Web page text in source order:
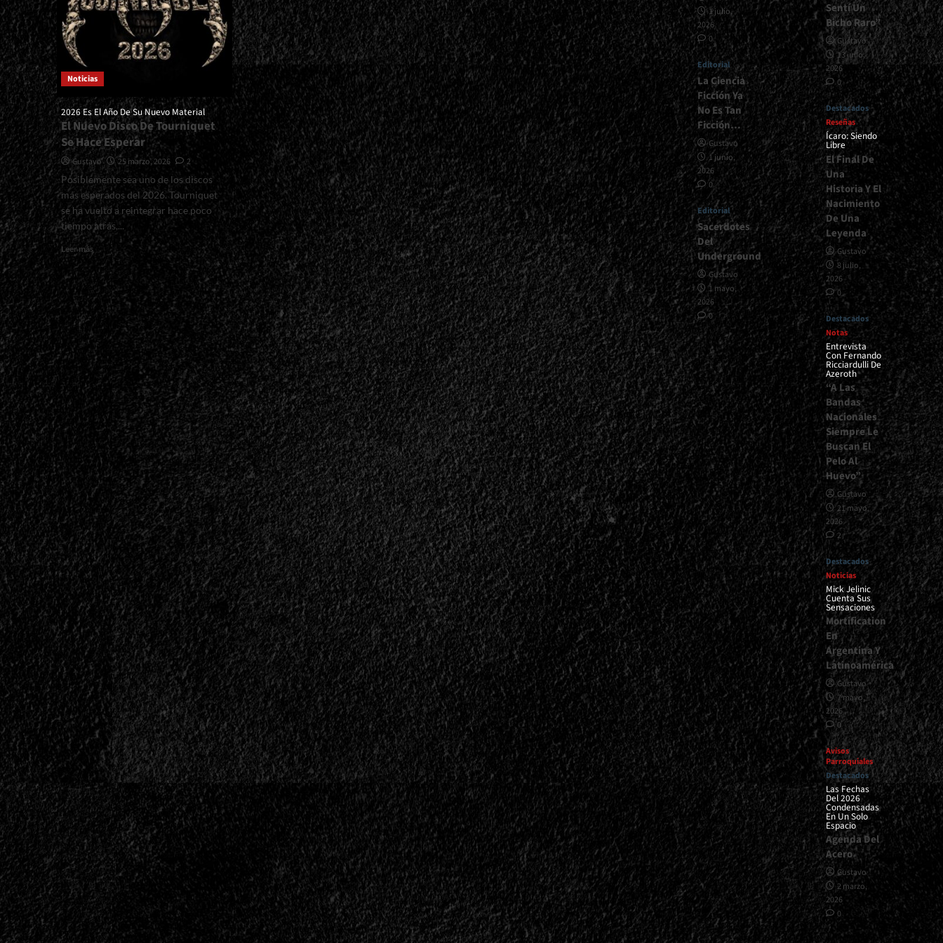
Noticias
2026 Es El Año De Su Nuevo Material
El Nuevo Disco De Tourniquet
Se Hace Esperar
Gustavo 25 marzo, 2026
2
Posiblemente sea uno de los discos
más esperados del 2026. Tourniquet
se ha vuelto a reintegrar hace poco
tiempo atrás,...
Leer más Read
more
about
<small>2026
Es
El
Año
De
Su
Nuevo
Material<span>
</span>
</small>
<div>El
Nuevo
Disco
De
Tourniquet
Hace
Esperar</div>
1 julio,
2026
0
Editorial
La Ciencia
Ficción Ya
No Es Tan
Ficción…
Gustavo
1 junio,
2026
0
Editorial
Sacerdotes
Del
Underground
Gustavo
1 mayo,
2026
0
Sentí Un
Bicho Raro”
Gustavo
13 julio,
2026
0
Destacados
Reseñas
Ícaro: Siendo
Libre
El Final De
Una
Historia Y El
Nacimiento
De Una
Leyenda
Gustavo
8 julio,
2026
0
Destacados
Notas
Entrevista
Con Fernando
Ricciardulli De
Azeroth
“A Las
Bandas
Nacionales
Siempre Le
Buscan El
Pelo Al
Huevo”
Gustavo
21 mayo,
2026
2
Destacados
Noticias
Mick Jelinic
Cuenta Sus
Sensaciones
Mortification
En
Argentina Y
Latinoamérica
Gustavo
7 mayo,
2026
0
Avisos
Parroquiales
Destacados
Las Fechas
Del 2026
Condensadas
En Un Solo
Espacio
Agenda Del
Acero
Gustavo
2 marzo,
2026
0